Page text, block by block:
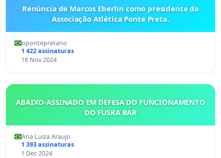
Renúncia de Marcos Eberlin como presidente da
Associação Atlética Ponte Preta.
opontepretano
1 422 assinaturas
18 Nov 2024
ABAIXO-ASSINADO EM DEFESA DO FUNCIONAMENTO
DO FUSKA BAR
Ana Luiza Araujo
1 393 assinaturas
1 Dec 2024